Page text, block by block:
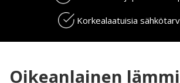
Korkealaatuisia
Oikeanlainen